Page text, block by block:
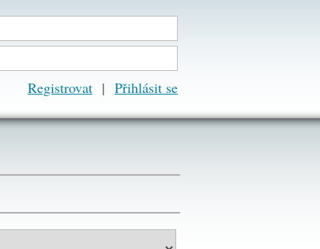
Registrovat |